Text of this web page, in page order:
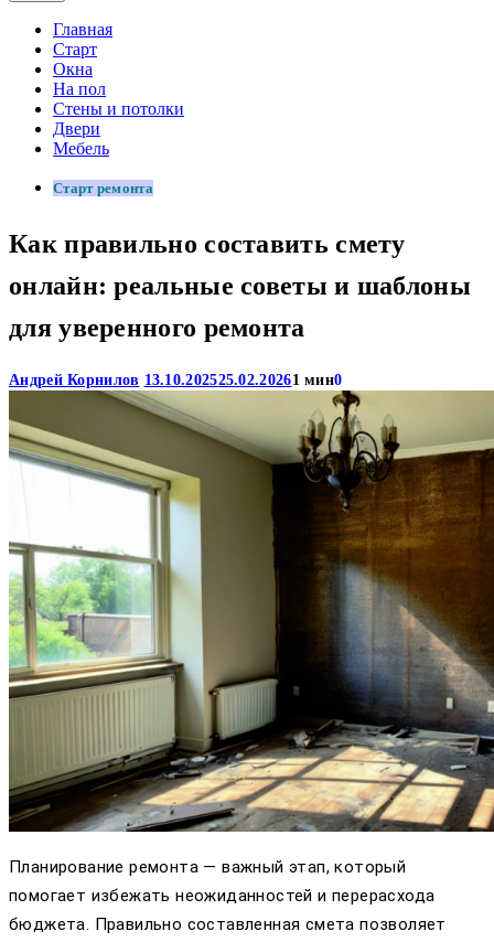
Главная
Старт
Окна
На пол
Стены и потолки
Двери
Мебель
Старт ремонта
Как правильно составить смету
онлайн: реальные советы и шаблоны
для уверенного ремонта
Андрей Корнилов 13.10.202525.02.20261 мин0
Планирование ремонта — важный этап, который
помогает избежать неожиданностей и перерасхода
бюджета. Правильно составленная смета позволяет